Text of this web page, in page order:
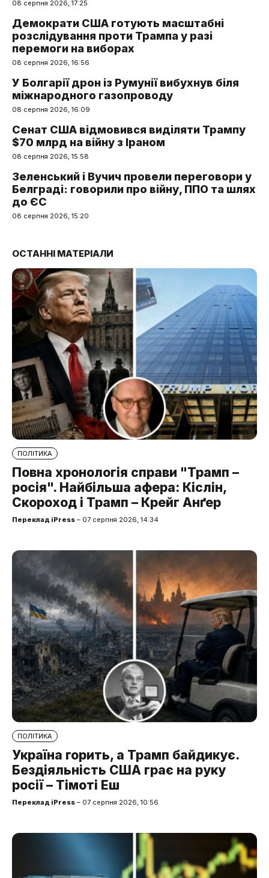
08 серпня 2026, 17:25
Демократи США готують масштабні
розслідування проти Трампа у разі
перемоги на виборах
08 серпня 2026, 16:56
У Болгарії дрон із Румунії вибухнув біля
міжнародного газопроводу
08 серпня 2026, 16:09
Сенат США відмовився виділяти Трампу
$70 млрд на війну з Іраном
08 серпня 2026, 15:58
Зеленський і Вучич провели переговори у
Белграді: говорили про війну, ППО та шлях
до ЄС
08 серпня 2026, 15:20
ОСТАННІ МАТЕРІАЛИ
ПОЛІТИКА
Повна хронологія справи "Трамп –
росія". Найбільша афера: Кіслін,
Скороход і Трамп – Крейг Анґер
Переклад iPress – 07 серпня 2026, 14:34
ПОЛІТИКА
Україна горить, а Трамп байдикує.
Бездіяльність США грає на руку
росії – Тімоті Еш
Переклад iPress – 07 серпня 2026, 10:56